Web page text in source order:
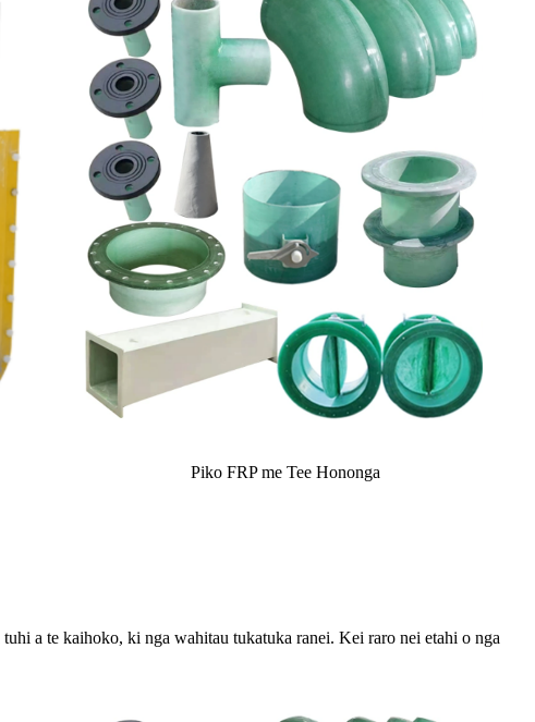
Piko FRP me Tee Hononga
a te kaihoko, ki nga wahitau tukatuka ranei. Kei raro nei etahi o nga